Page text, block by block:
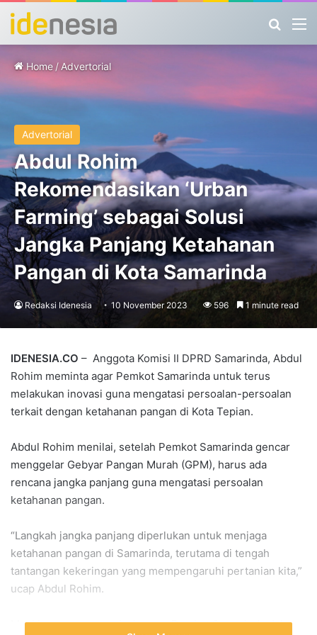
Home / Advertorial
Advertorial
Abdul Rohim
Rekomendasikan ‘Urban
Farming’ sebagai Solusi
Jangka Panjang Ketahanan
Pangan di Kota Samarinda
Redaksi Idenesia 10 November 2023 596 1 minute read
IDENESIA.CO – Anggota Komisi II DPRD Samarinda, Abdul
Rohim meminta agar Pemkot Samarinda untuk terus
melakukan inovasi guna mengatasi persoalan-persoalan
terkait dengan ketahanan pangan di Kota Tepian.
Abdul Rohim menilai, setelah Pemkot Samarinda gencar
menggelar Gebyar Pangan Murah (GPM), harus ada
rencana jangka panjang guna mengatasi persoalan
ketahanan pangan.
“Langkah jangka panjang diperlukan untuk menjaga
ketahanan pangan di Samarinda, terutama di tengah
tantangan kekeringan yang mempengaruhi pertanian kita,”
ucap Abdul Rohim.
Meskipun mengapresiasi upaya Pemkot Samarinda dalam